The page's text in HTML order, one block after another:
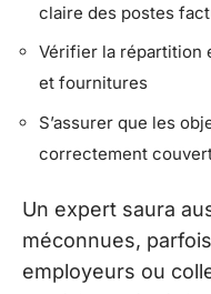
claire des postes
Vérifier la répartition
et fournitures
S’assurer que les
correctement
Un expert saura
méconnues,
employeurs ou